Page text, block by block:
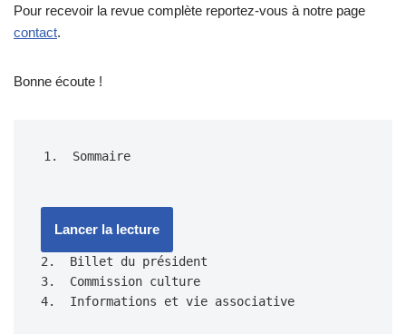
Pour recevoir la revue complète reportez-vous à notre page
contact.
Bonne écoute !
Lancer la lecture
2.  Billet du président
3.  Commission culture